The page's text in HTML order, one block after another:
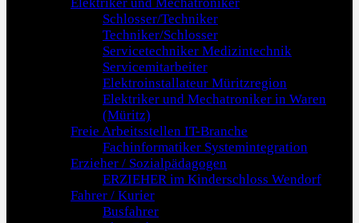
Schlosser/Techniker
Techniker/Schlosser
Servicetechniker Medizintechnik
Servicemitarbeiter
Elektroinstallateur Müritzregion
Elektriker und Mechatroniker in Waren
(Müritz)
Freie Arbeitsstellen IT-Branche
Fachinformatiker Systemintegration
Erzieher / Sozialpädagogen
ERZIEHER im Kinderschloss Wendorf
Fahrer / Kurier
Busfahrer